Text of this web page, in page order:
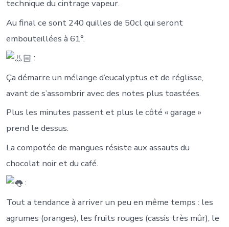
technique du cintrage vapeur.
Au final ce sont 240 quilles de 50cl qui seront
embouteillées à 61°.
:
Ça démarre un mélange d’eucalyptus et de réglisse,
avant de s’assombrir avec des notes plus toastées.
Plus les minutes passent et plus le côté « garage »
prend le dessus.
La compotée de mangues résiste aux assauts du
chocolat noir et du café.
:
Tout a tendance à arriver un peu en même temps : les
agrumes (oranges), les fruits rouges (cassis très mûr), le